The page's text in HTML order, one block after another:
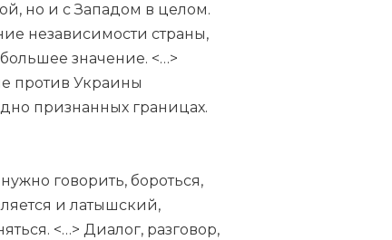
но и с Западом в целом.
независимости страны,
значение. <…>
против Украины
признанных границах.
говорить, бороться,
и латышский,
<…> Диалог, разговор,